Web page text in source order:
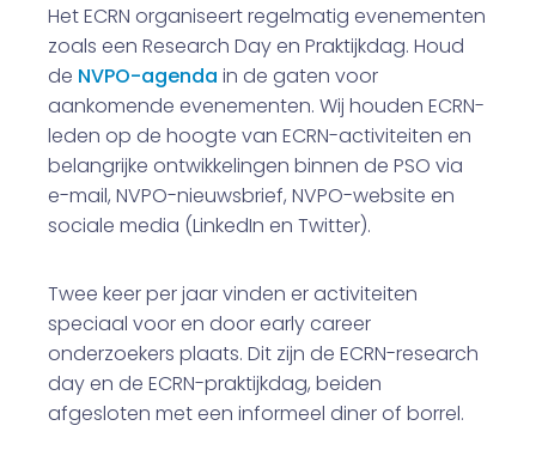
Het ECRN organiseert regelmatig evenementen
zoals een Research Day en Praktijkdag. Houd
de NVPO-agenda in de gaten voor
aankomende evenementen. Wij houden ECRN-
leden op de hoogte van ECRN-activiteiten en
belangrijke ontwikkelingen binnen de PSO via
e-mail, NVPO-nieuwsbrief, NVPO-website en
sociale media (LinkedIn en Twitter).
Twee keer per jaar vinden er activiteiten
speciaal voor en door early career
onderzoekers plaats. Dit zijn de ECRN-research
day en de ECRN-praktijkdag, beiden
afgesloten met een informeel diner of borrel.